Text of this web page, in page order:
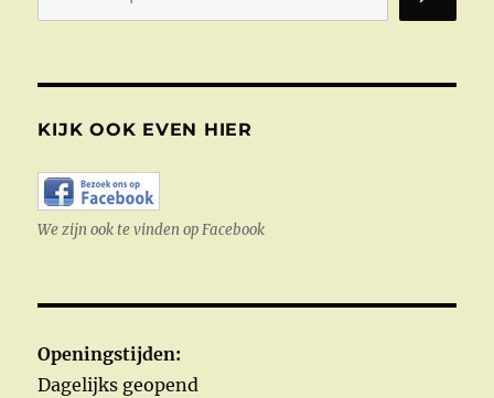
KIJK OOK EVEN HIER
We zijn ook te vinden op Facebook
Openingstijden:
Dagelijks geopend